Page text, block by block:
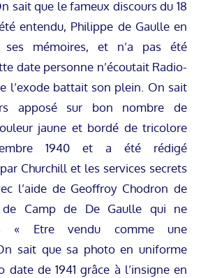
sait que le fameux discours du 18
entendu, Philippe de Gaulle en
ses mémoires, et n’a pas été
date personne n’écoutait Radio-
l’exode battait son plein. On sait
apposé sur bon nombre de
jaune et bordé de tricolore
1940 et a été rédigé
Churchill et les services secrets
l’aide de Geoffroy Chodron de
de Camp de De Gaulle qui ne
« Etre vendu comme une
sait que sa photo en uniforme
date de 1941 grâce à l’insigne en